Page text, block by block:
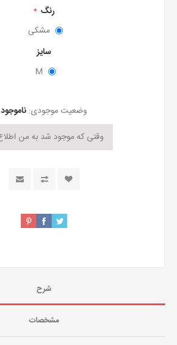
رنگ *
مشکی
سایز
M
وضعیت موجودی: ناموجود
شرح
مشخصات